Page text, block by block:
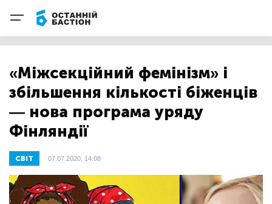
«Міжсекційний фемінізм» і
збільшення кількості біженців
— нова програма уряду
Фінляндії
СВІТ 07.07.2020, 14:08